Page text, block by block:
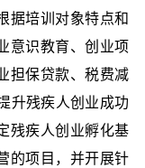
据培训对象特点和
意识教育、创业项
担保贷款、税费减
升残疾人创业成功
残疾人创业孵化基
的项目，并开展针